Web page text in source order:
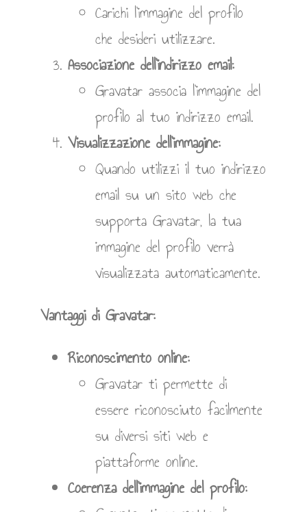
Carichi l’immagine del profilo
che desideri utilizzare.
Associazione dell’indirizzo email:
Gravatar associa l’immagine del
profilo al tuo indirizzo email.
Visualizzazione dell’immagine:
Quando utilizzi il tuo indirizzo
email su un sito web che
supporta Gravatar, la tua
immagine del profilo verrà
visualizzata automaticamente.
Vantaggi di Gravatar:
Riconoscimento online:
Gravatar ti permette di
essere riconosciuto facilmente
su diversi siti web e
piattaforme online.
Coerenza dell’immagine del profilo: